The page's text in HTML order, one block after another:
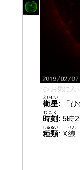
👈 お気に入
衛星
えいせい
:
「
時刻
じこく
: 5時
種類
しゅるい
: X線
せん